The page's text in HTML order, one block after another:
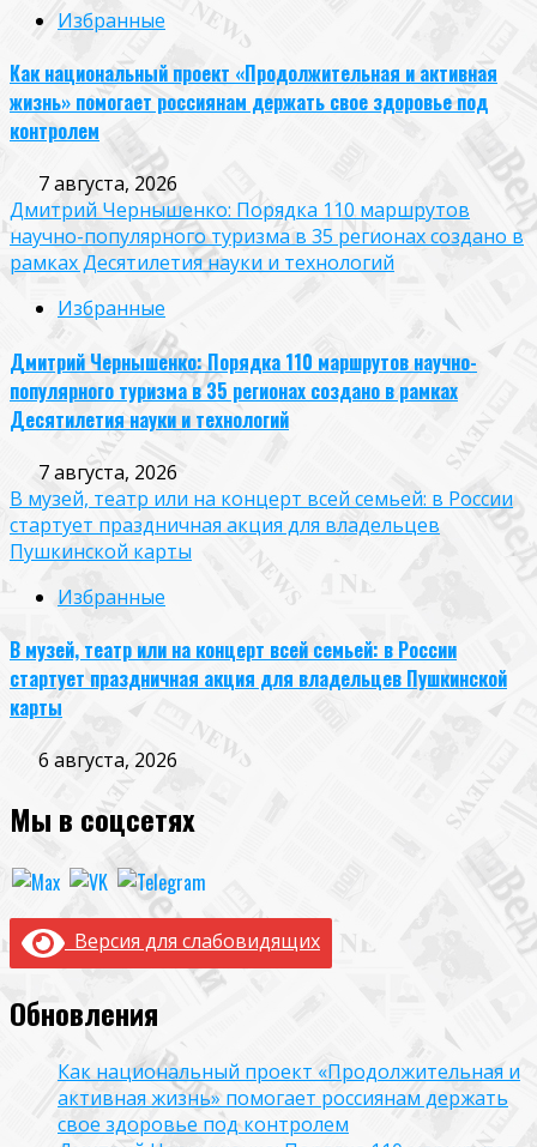
Избранные
Как национальный проект «Продолжительная и активная
жизнь» помогает россиянам держать свое здоровье под
контролем
7 августа, 2026
Дмитрий Чернышенко: Порядка 110 маршрутов
научно-популярного туризма в 35 регионах создано в
рамках Десятилетия науки и технологий
Избранные
Дмитрий Чернышенко: Порядка 110 маршрутов научно-
популярного туризма в 35 регионах создано в рамках
Десятилетия науки и технологий
7 августа, 2026
В музей, театр или на концерт всей семьей: в России
стартует праздничная акция для владельцев
Пушкинской карты
Избранные
В музей, театр или на концерт всей семьей: в России
стартует праздничная акция для владельцев Пушкинской
карты
6 августа, 2026
Мы в соцсетях
Версия для слабовидящих
Обновления
Как национальный проект «Продолжительная и
активная жизнь» помогает россиянам держать
свое здоровье под контролем